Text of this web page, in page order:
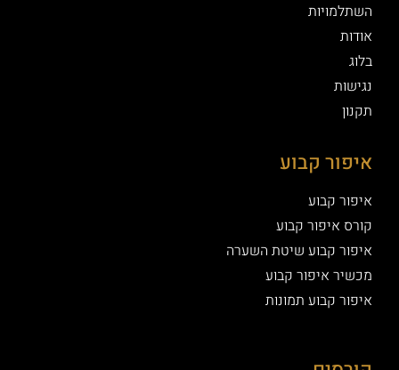
השתלמויות
אודות
בלוג
נגישות
תקנון
איפור קבוע
איפור קבוע
קורס איפור קבוע
איפור קבוע שיטת השערה
מכשיר איפור קבוע
איפור קבוע תמונות